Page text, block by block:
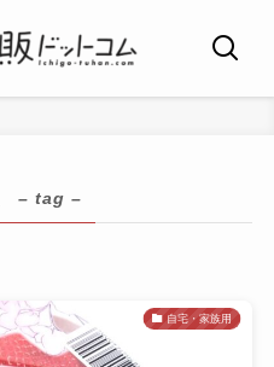
– tag –
自宅・家族用